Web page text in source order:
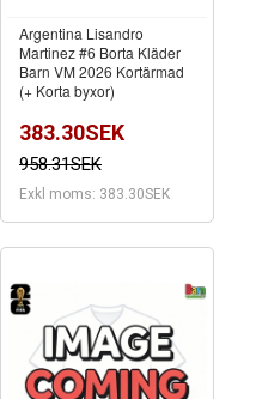
Argentina Lisandro
Martinez #6 Borta Kläder
Barn VM 2026 Kortärmad
(+ Korta byxor)
383.30SEK
958.31SEK
Exkl moms: 383.30SEK